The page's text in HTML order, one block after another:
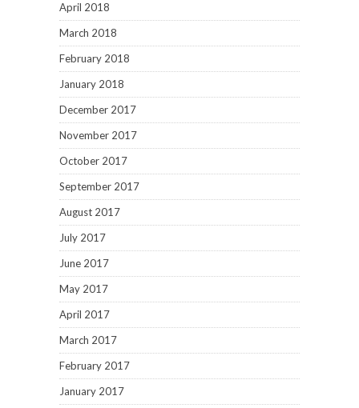
April 2018
March 2018
February 2018
January 2018
December 2017
November 2017
October 2017
September 2017
August 2017
July 2017
June 2017
May 2017
April 2017
March 2017
February 2017
January 2017